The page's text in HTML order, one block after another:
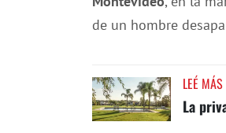
de un hombre
LEÉ MÁS
La